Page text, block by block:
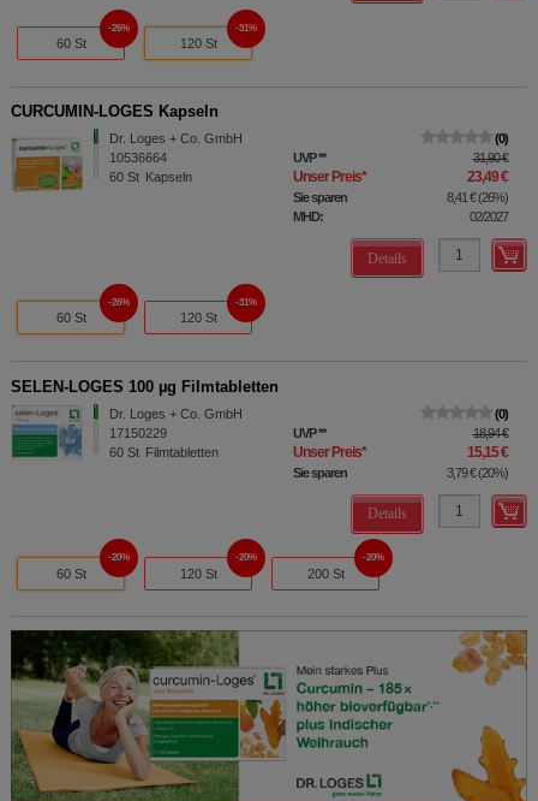
60 St
26%
120 St
31%
CURCUMIN-LOGES Kapseln
Dr. Loges + Co. GmbH
10536664
60 St Kapseln
0
UVP** 31,90 €
Unser Preis* 23,49 €
Sie sparen 8,41 €(26%)
MHD:
02/2027
Details
60 St
26%
120 St
31%
SELEN-LOGES 100 µg Filmtabletten
Dr. Loges + Co. GmbH
17150229
60 St Filmtabletten
0
UVP** 18,94 €
Unser Preis* 15,15 €
Sie sparen 3,79 €(20%)
Details
60 St
20%
120 St
20%
200 St
20%